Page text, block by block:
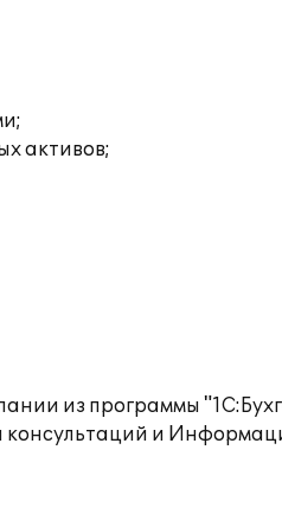
активов;
из программы
и